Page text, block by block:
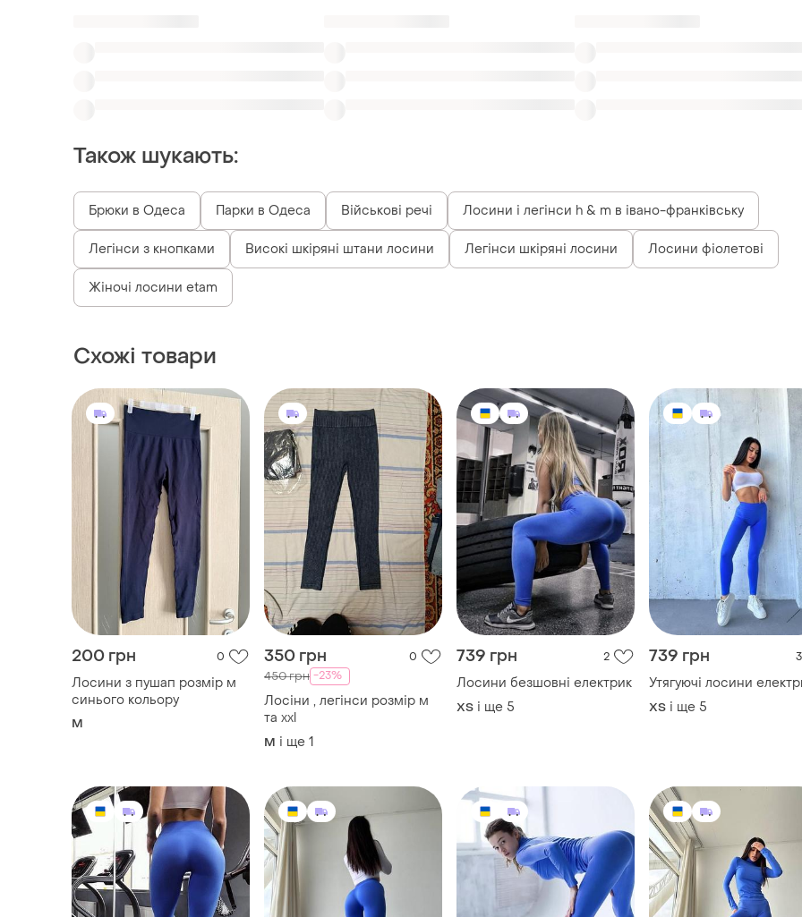
Схожі товари
Лосини з пушап розмір м
синього кольору
350 грн 0
450 грн -23%
Лосіни , легінси розмір м
та xxl
M і ще 1
739 грн 2
Лосини безшовні електрик
ХS і ще 5
739 грн
Утягуючі лосини
ХS і ще
739 грн 7 739 грн 2 739 грн